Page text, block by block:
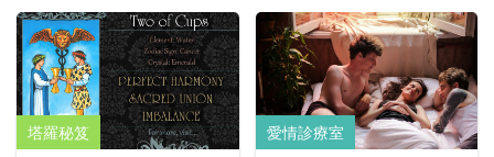
塔羅秘笈 愛情診療室